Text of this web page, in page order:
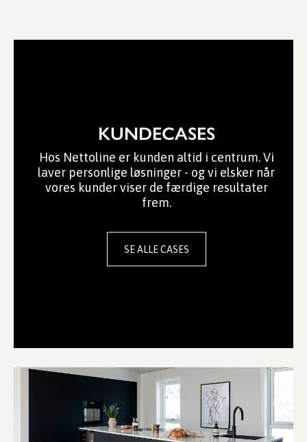
KUNDECASES
Hos Nettoline er kunden altid i centrum. Vi
laver personlige løsninger - og vi elsker når
vores kunder viser de færdige resultater
frem.
SE ALLE CASES